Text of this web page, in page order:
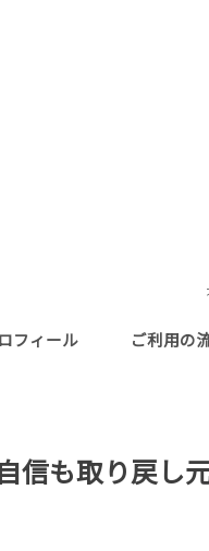
フィール ご利用の
信も取り戻し